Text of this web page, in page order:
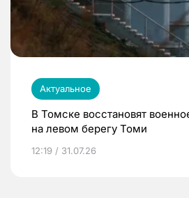
Актуальное
В Томске восстановят
на левом берегу Томи
12:19 / 31.07.26